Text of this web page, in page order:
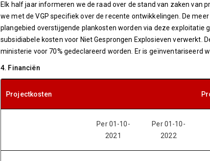
Elk half jaar informeren we de raad over de stand van zaken van
we met de VGP specifiek over de recente ontwikkelingen. De
plangebied overstijgende plankosten worden via deze exploitatie
subsidiabele kosten voor Niet Gesprongen Explosieven verwerkt.
ministerie voor 70% gedeclareerd worden. Er is geïnventariseerd
4. Financiën
Projectkosten
Per 01-10-
2021
Per 01-10-
2022